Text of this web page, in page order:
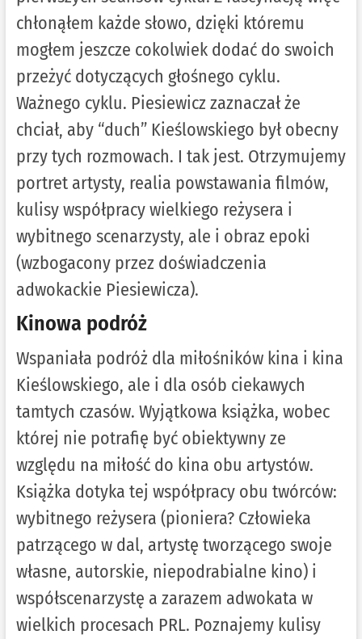
chłonąłem każde słowo, dzięki któremu
mogłem jeszcze cokolwiek dodać do swoich
przeżyć dotyczących głośnego cyklu.
Ważnego cyklu. Piesiewicz zaznaczał że
chciał, aby “duch” Kieślowskiego był obecny
przy tych rozmowach. I tak jest. Otrzymujemy
portret artysty, realia powstawania filmów,
kulisy współpracy wielkiego reżysera i
wybitnego scenarzysty, ale i obraz epoki
(wzbogacony przez doświadczenia
adwokackie Piesiewicza).
Kinowa podróż
Wspaniała podróż dla miłośników kina i kina
Kieślowskiego, ale i dla osób ciekawych
tamtych czasów. Wyjątkowa książka, wobec
której nie potrafię być obiektywny ze
względu na miłość do kina obu artystów.
Książka dotyka tej współpracy obu twórców:
wybitnego reżysera (pioniera? Człowieka
patrzącego w dal, artystę tworzącego swoje
własne, autorskie, niepodrabialne kino) i
współscenarzystę a zarazem adwokata w
wielkich procesach PRL. Poznajemy kulisy